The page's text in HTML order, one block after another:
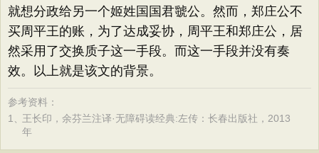
就想分政给另一个姬姓国国君虢公。然而，郑庄公不
买周平王的账，为了达成妥协，周平王和郑庄公，居
然采用了交换质子这一手段。而这一手段并没有奏
效。以上就是该文的背景。
参考资料：
1、王长印，余芬兰注译·无障碍读经典:左传：长春出版社，2013
年